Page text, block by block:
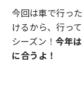
今回は車で行っ
けるから、行っ
シーズン！ 今年
に合うよ！